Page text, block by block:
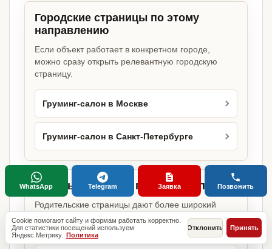
Городские страницы по этому
направлению
Если объект работает в конкретном городе,
можно сразу открыть релевантную городскую
страницу.
Груминг-салон в Москве
Груминг-салон в Санкт-Петербурге
Базовые разделы по этому запросу
Родительские страницы дают более широкий
обзор услуги, объекта или региона без лишних
переходов.
Cookie помогают сайту и формам работать корректно.
Для статистики посещений используем
Яндекс.Метрику. Политика
Отклонить Принять
WhatsApp Telegram Заявка Позвонить